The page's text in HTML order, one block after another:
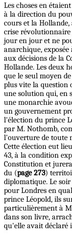
Les choses en
à la direction du
cours et la
crise
jour en jour et ne
anarchique,
aux décisions de la
Hollande. Les deux
que le seul moyen
plus vite la question
une solution qui, en
une monarchie
un gouvernement
l'élection du prince
par M. Nothomb,
l'ouverture de toute
Cette élection eut
43, à la condition
Constitution et
du (page 273)
diplomatique. Le
pour Londres en
prince Léopold, ils
particulièrement à
dans son livre,
qu'elle avait déclaré